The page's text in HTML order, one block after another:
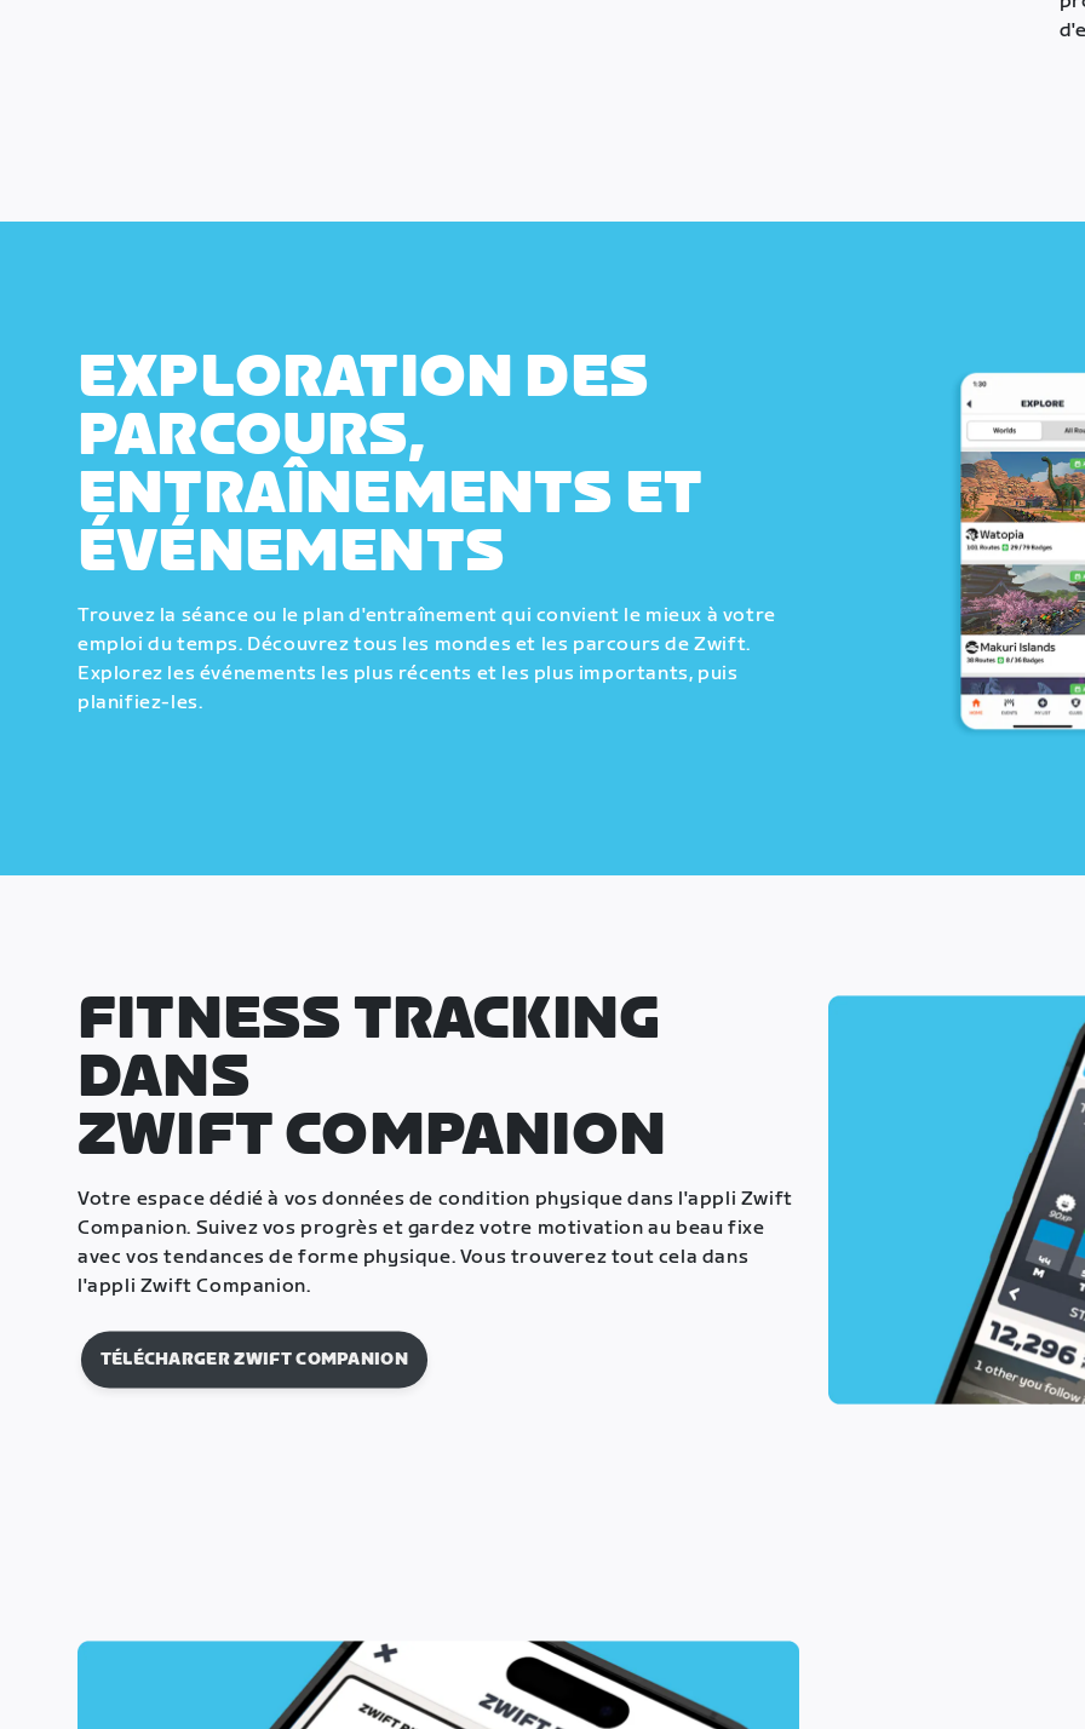
EXPLORATION DES
PARCOURS,
ENTRAÎNEMENTS ET
ÉVÉNEMENTS
Trouvez la séance ou le plan d'entraînement qui convient le mieux à votre
emploi du temps. Découvrez tous les mondes et les parcours de Zwift.
Explorez les événements les plus récents et les plus importants, puis
planifiez-les.
FITNESS TRACKING
DANS
ZWIFT COMPANION
Votre espace dédié à vos données de condition physique dans l'appli Zwift
Companion. Suivez vos progrès et gardez votre motivation au beau fixe
avec vos tendances de forme physique. Vous trouverez tout cela dans
l'appli Zwift Companion.
TÉLÉCHARGER ZWIFT COMPANION